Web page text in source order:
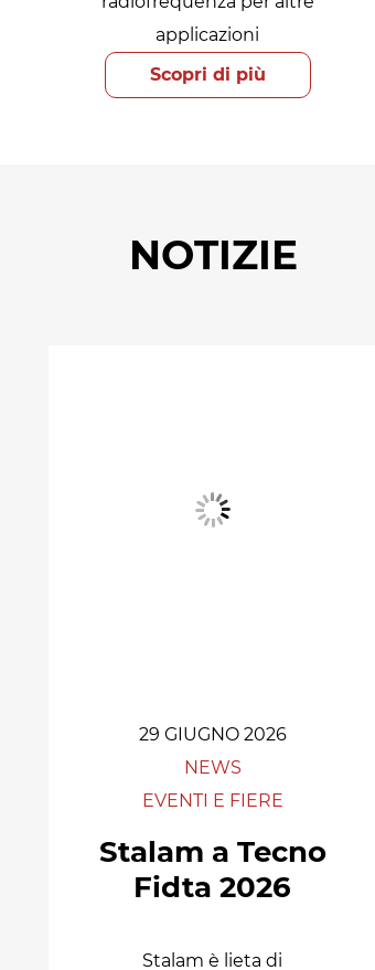
applicazioni
Scopri di più
NOTIZIE
29 GIUGNO 2026
NEWS
EVENTI E FIERE
Stalam a Tecno
Fidta 2026
Stalam è lieta di